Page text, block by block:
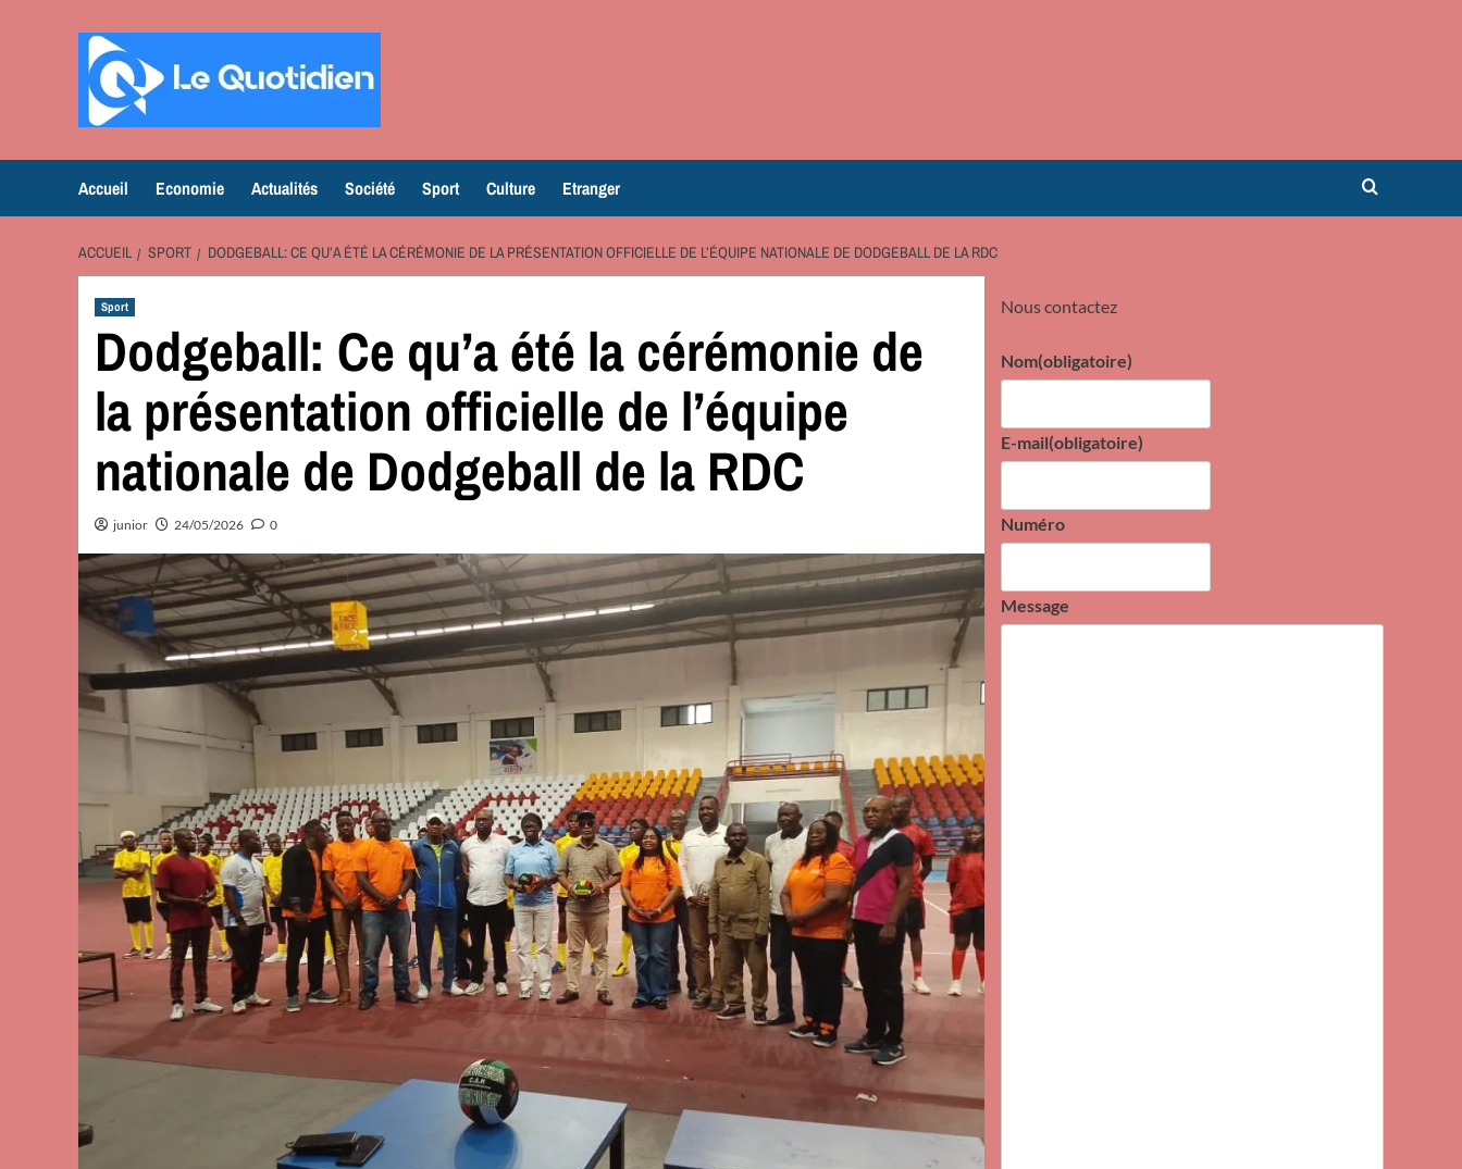
Accueil Economie Actualités Société Sport Culture Etranger
ACCUEIL SPORT DODGEBALL: CE QU’A ÉTÉ LA CÉRÉMONIE DE LA PRÉSENTATION OFFICIELLE DE L’ÉQUIPE NATIONALE DE DODGEBALL DE LA RDC
Sport
Dodgeball: Ce qu’a été la cérémonie de
la présentation officielle de l’équipe
nationale de Dodgeball de la RDC
junior 24/05/2026 0
Nous contactez
Nom(obligatoire)
E-mail(obligatoire)
Numéro
Message